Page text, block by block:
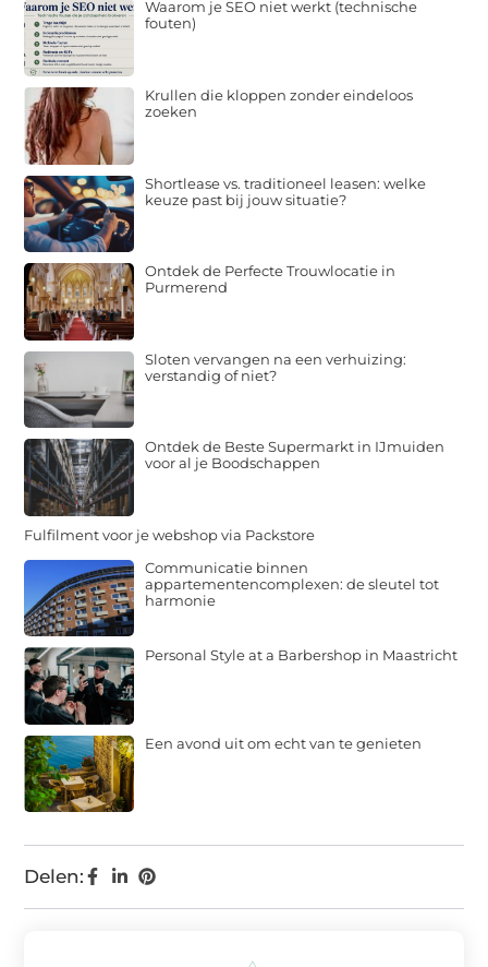
Delen:
Waarom je SEO niet werkt (technische
fouten)
Krullen die kloppen zonder eindeloos
zoeken
Shortlease vs. traditioneel leasen: welke
keuze past bij jouw situatie?
Ontdek de Perfecte Trouwlocatie in
Purmerend
Sloten vervangen na een verhuizing:
verstandig of niet?
Ontdek de Beste Supermarkt in IJmuiden
voor al je Boodschappen
Fulfilment voor je webshop via Packstore
Communicatie binnen
appartementencomplexen: de sleutel tot
harmonie
Personal Style at a Barbershop in Maastricht
Een avond uit om echt van te genieten